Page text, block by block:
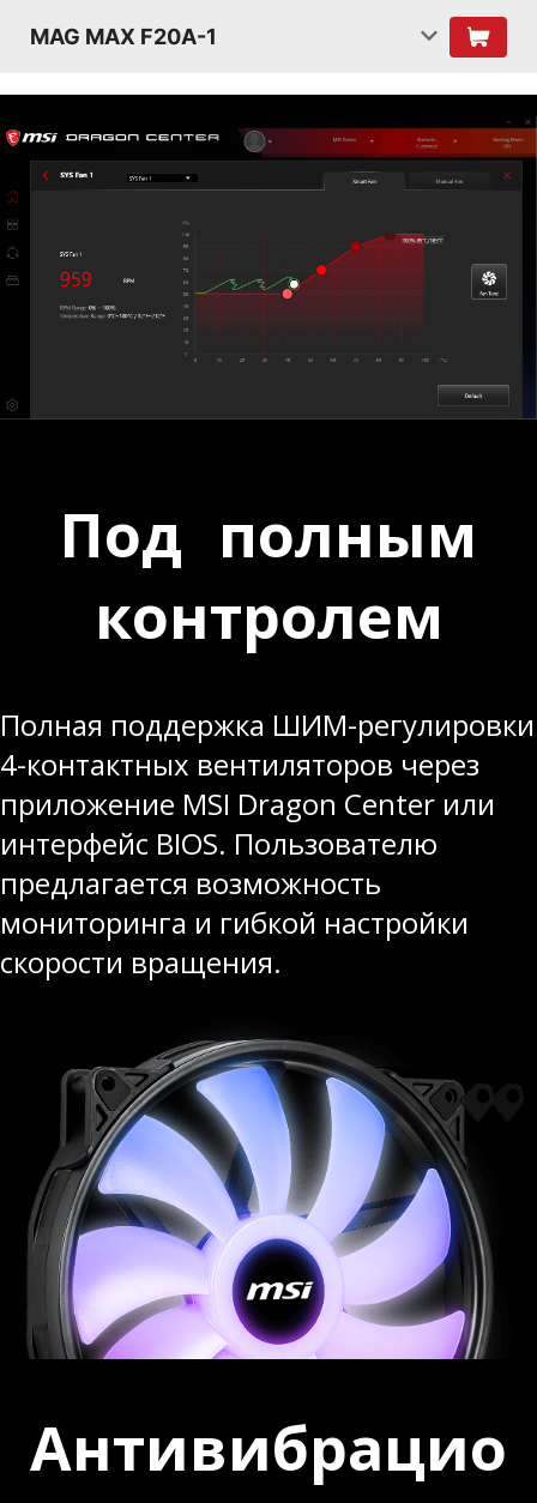
MAG MAX F20A-1
Под полным
контролем
Полная поддержка ШИМ-регулировки
4-контактных вентиляторов через
приложение MSI Dragon Center или
интерфейс BIOS. Пользователю
предлагается возможность
мониторинга и гибкой настройки
скорости вращения.
Антивибрацио